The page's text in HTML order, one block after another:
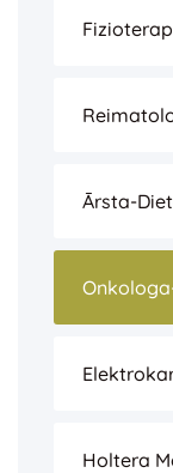
Ārsta-
Holtera